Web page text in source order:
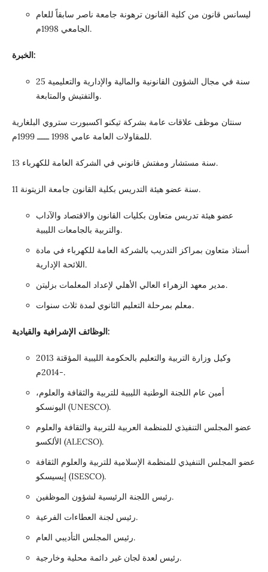
ليسانس قانون من كلية القانون ترهونة جامعة ناصر سابقاً للعام
الجامعي 1998م.
الخبرة:
25 سنة في مجال الشؤون القانونية والمالية والإدارية والتعليمية
والتفتيش والمتابعة.
سنتان موظف علاقات عامة بشركة تيكنو اكسبورت ستروي البلغارية
للمقاولات العامة عامي 1998 ـــــ 1999م.
13 سنة مستشار ومفتش قانوني في الشركة العامة للكهرباء.
11 سنة عضو هيئة التدريس بكلية القانون جامعة الزيتونة.
عضو هيئة تدريس متعاون بكليات القانون والاقتصاد والآداب
والتربية بالجامعات الليبية.
أستاذ متعاون بمراكز التدريب بالشركة العامة للكهرباء في مادة
اللائحة الإدارية.
مدير معهد الزهراء العالي الأهلي لإعداد المعلمات بزليتن.
معلم بمرحلة التعليم الثانوي لمدة ثلاث سنوات.
الوظائف الإشرافية والقيادية:
وكيل وزارة التربية والتعليم بالحكومة الليبية المؤقتة 2013
-2014م.
أمين عام اللجنة الوطنية الليبية للتربية والثقافة والعلوم،
اليونسكو (UNESCO).
عضو المجلس التنفيذي للمنظمة العربية للتربية والثقافة والعلوم
الألكسو (ALECSO).
عضو المجلس التنفيذي للمنظمة الإسلامية للتربية والعلوم الثقافة
إيسيسكو (ISESCO).
رئيس اللجنة الرئيسية لشؤون الموظفين.
رئيس لجنة العطاءات الفرعية.
رئيس المجلس التأديبي العام.
رئيس لعدة لجان غير دائمة محلية وخارجية.